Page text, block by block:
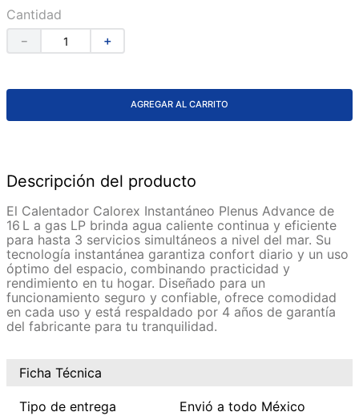
Cantidad
＋
－
AGREGAR AL CARRITO
Descripción del producto
El Calentador Calorex Instantáneo Plenus Advance de
16 L a gas LP brinda agua caliente continua y eficiente
para hasta 3 servicios simultáneos a nivel del mar. Su
tecnología instantánea garantiza confort diario y un uso
óptimo del espacio, combinando practicidad y
rendimiento en tu hogar. Diseñado para un
funcionamiento seguro y confiable, ofrece comodidad
en cada uso y está respaldado por 4 años de garantía
del fabricante para tu tranquilidad.
Ficha Técnica
Tipo de entrega Envió a todo México